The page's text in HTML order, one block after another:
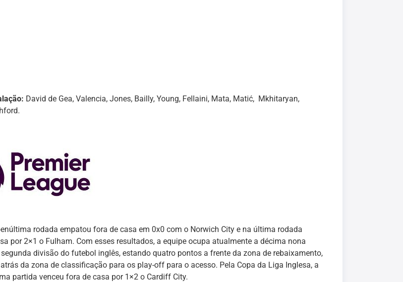
David de Gea, Valencia, Jones, Bailly, Young, Fellaini, Mata, Matić, Mkhitaryan,
rodada empatou fora de casa em 0x0 com o Norwich City e na última rodada
por 2×1 o Fulham. Com esses resultados, a equipe ocupa atualmente a décima nona
divisão do futebol inglês, estando quatro pontos a frente da zona de rebaixamento,
da zona de classificação para os play-off para o acesso. Pela Copa da Liga Inglesa, a
partida venceu fora de casa por 1×2 o Cardiff City.